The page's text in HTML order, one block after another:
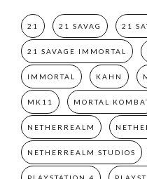
21 21 SAVAG 21
21 SAVAGE IMMORTAL
IMMORTAL KAHN
MK11 MORTAL
NETHERREALM
NETHERREALM STUDIOS